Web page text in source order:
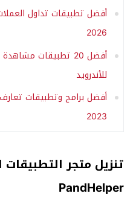
2026
أفضل 20 تطبيقات
للأندرويد
أفضل برامج وتطبيقات
2023
تنزيل متجر التطبيقات
PandHelper